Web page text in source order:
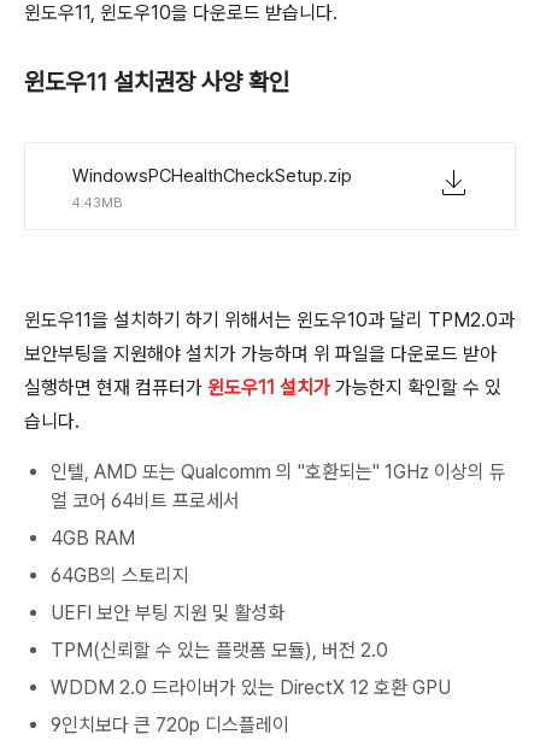
윈도우11, 윈도우10을 다운로드 받습니다.
윈도우11 설치권장 사양 확인
WindowsPCHealthCheckSetup.zip
4.43MB
윈도우11을 설치하기 하기 위해서는 윈도우10과 달리 TPM2.0과
보안부팅을 지원해야 설치가 가능하며 위 파일을 다운로드 받아
실행하면 현재 컴퓨터가 윈도우11 설치가 가능한지 확인할 수 있
습니다.
인텔, AMD 또는 Qualcomm 의 "호환되는" 1GHz 이상의 듀
얼 코어 64비트 프로세서
4GB RAM
64GB의 스토리지
UEFI 보안 부팅 지원 및 활성화
TPM(신뢰할 수 있는 플랫폼 모듈), 버전 2.0
WDDM 2.0 드라이버가 있는 DirectX 12 호환 GPU
9인치보다 큰 720p 디스플레이